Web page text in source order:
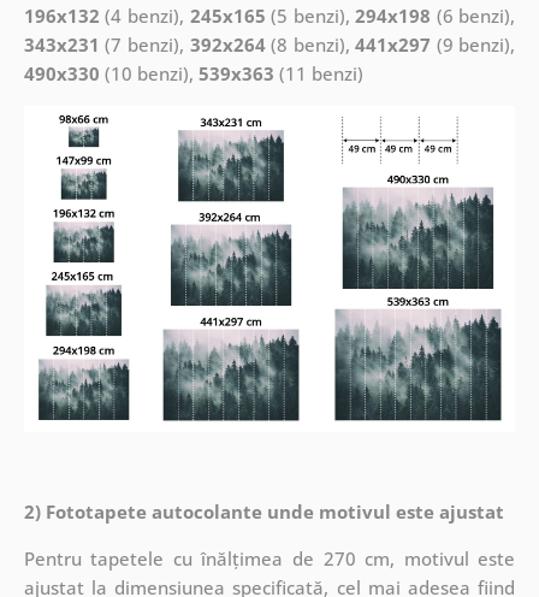
196x132 (4 benzi), 245x165 (5 benzi),294x198 (6 benzi),
343x231 (7 benzi), 392x264(8 benzi),441x297 (9 benzi),
490x330 (10 benzi), 539x363 (11 benzi)
2) Fototapete autocolante unde motivul este ajustat
Pentru tapetele cu înălțimea de 270 cm, motivul este
ajustat la dimensiunea specificată, cel mai adesea fiind